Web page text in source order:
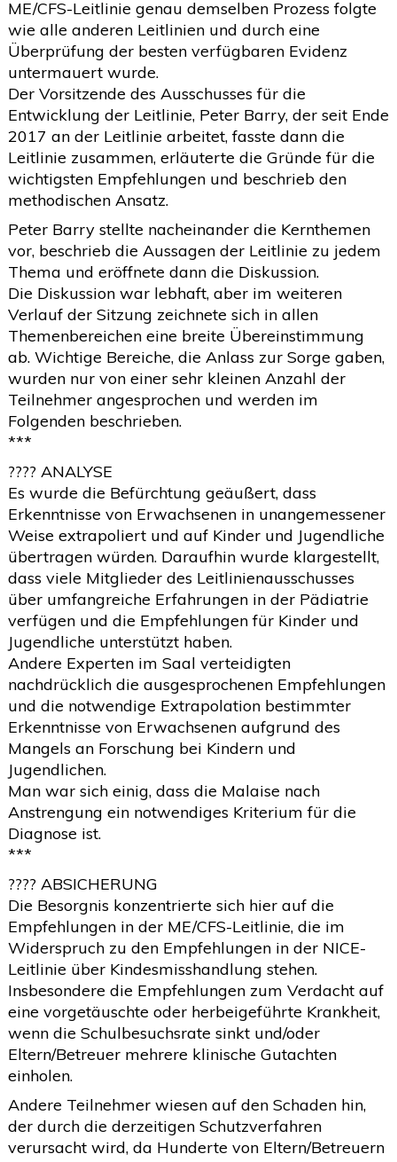
ME/CFS-Leitlinie genau demselben Prozess folgte
wie alle anderen Leitlinien und durch eine
Überprüfung der besten verfügbaren Evidenz
untermauert wurde.
Der Vorsitzende des Ausschusses für die
Entwicklung der Leitlinie, Peter Barry, der seit Ende
2017 an der Leitlinie arbeitet, fasste dann die
Leitlinie zusammen, erläuterte die Gründe für die
wichtigsten Empfehlungen und beschrieb den
methodischen Ansatz.
Peter Barry stellte nacheinander die Kernthemen
vor, beschrieb die Aussagen der Leitlinie zu jedem
Thema und eröffnete dann die Diskussion.
Die Diskussion war lebhaft, aber im weiteren
Verlauf der Sitzung zeichnete sich in allen
Themenbereichen eine breite Übereinstimmung
ab. Wichtige Bereiche, die Anlass zur Sorge gaben,
wurden nur von einer sehr kleinen Anzahl der
Teilnehmer angesprochen und werden im
Folgenden beschrieben.
***
???? ANALYSE
Es wurde die Befürchtung geäußert, dass
Erkenntnisse von Erwachsenen in unangemessener
Weise extrapoliert und auf Kinder und Jugendliche
übertragen würden. Daraufhin wurde klargestellt,
dass viele Mitglieder des Leitlinienausschusses
über umfangreiche Erfahrungen in der Pädiatrie
verfügen und die Empfehlungen für Kinder und
Jugendliche unterstützt haben.
Andere Experten im Saal verteidigten
nachdrücklich die ausgesprochenen Empfehlungen
und die notwendige Extrapolation bestimmter
Erkenntnisse von Erwachsenen aufgrund des
Mangels an Forschung bei Kindern und
Jugendlichen.
Man war sich einig, dass die Malaise nach
Anstrengung ein notwendiges Kriterium für die
Diagnose ist.
***
???? ABSICHERUNG
Die Besorgnis konzentrierte sich hier auf die
Empfehlungen in der ME/CFS-Leitlinie, die im
Widerspruch zu den Empfehlungen in der NICE-
Leitlinie über Kindesmisshandlung stehen.
Insbesondere die Empfehlungen zum Verdacht auf
eine vorgetäuschte oder herbeigeführte Krankheit,
wenn die Schulbesuchsrate sinkt und/oder
Eltern/Betreuer mehrere klinische Gutachten
einholen.
Andere Teilnehmer wiesen auf den Schaden hin,
der durch die derzeitigen Schutzverfahren
verursacht wird, da Hunderte von Eltern/Betreuern